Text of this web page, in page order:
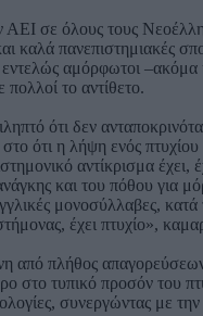
σε όλους τους
πανεπιστημιακές
αμόρφωτοι –ακόμα
το αντίθετο.
ότι δεν
ότι η λήψη ενός
αντίκρισμα
και του πόθου για
μονοσύλλαβες,
έχει πτυχίο»,
από πλήθος
τυπικό προσόν του
συνεργώντας με